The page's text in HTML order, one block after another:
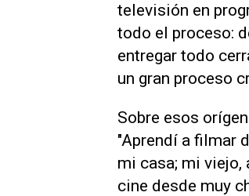
televisión en
todo el proceso:
entregar todo
un gran proceso
Sobre esos
"Aprendí a filmar
mi casa; mi viejo,
cine desde muy